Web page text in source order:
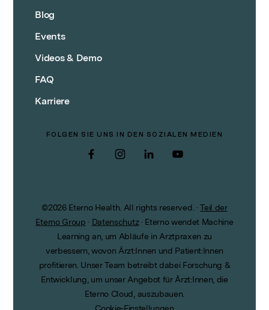
Blog
Events
Videos & Demo
FAQ
Karriere
FOLGEN SIE UNS IN DEN SOZIALEN MEDIEN
FacebookInstagramLinkedInYouTube
©2026Eterno Health. All rights reserved. ·Teil der
Eterno Group · Datenschutz· Eterno wendet Machine
Learning an, um Abläufe in Arztpraxen zu
verbessern, wovon Ärzt:Innen und Patient:Innen
profitieren. Unser Team betreibt dabei Forschung &
Entwicklung, um unser Angebot für Ärzt:Innen, die
Eterno Cloud, auszubauen.
Cookie-Einstellungen